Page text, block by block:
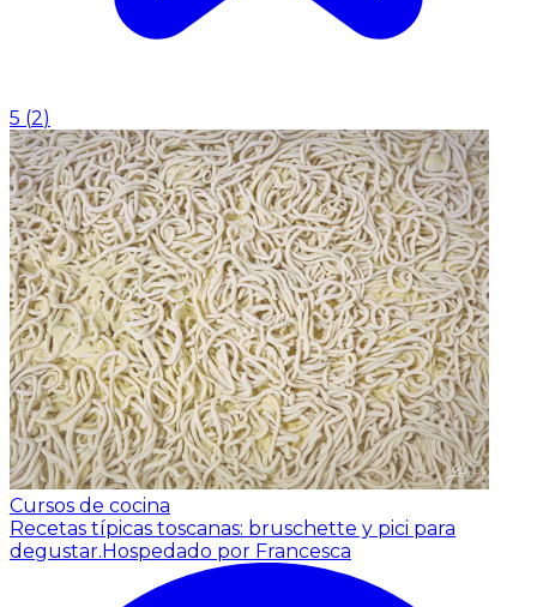
5 (2)
Cursos de cocina
Recetas típicas toscanas: bruschette y pici para
degustar.Hospedado por Francesca